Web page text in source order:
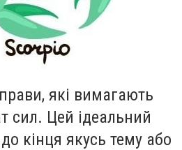
якi вимагають
сил. Цей iдеальний
кiнця якусь тему або